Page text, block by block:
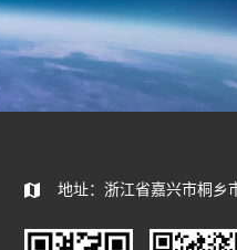
地址：浙江省嘉兴市桐乡